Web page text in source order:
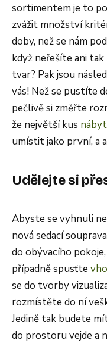
sortimentem je to
zvážit množství
doby, než se nám
když neřešíte ani
tvar? Pak jsou
vás! Než se pustíte
pečlivě si změřte
že největší kus
umístit jako první, a
Udělejte si
Abyste se vyhnuli
nová sedací
do obývacího
případně spusťte
se do tvorby
rozmístěte do ní
Jedině tak budete
do prostoru vejde a